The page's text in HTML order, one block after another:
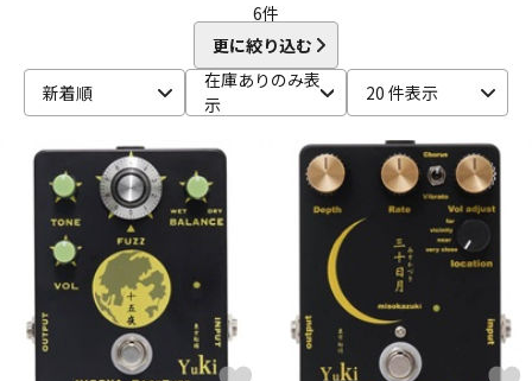
ウクレレ
ドラム パーカッション
キーボード 電子ピアノ
6件
更に絞り込む
新着順
在庫ありのみ表
示
20 件表示